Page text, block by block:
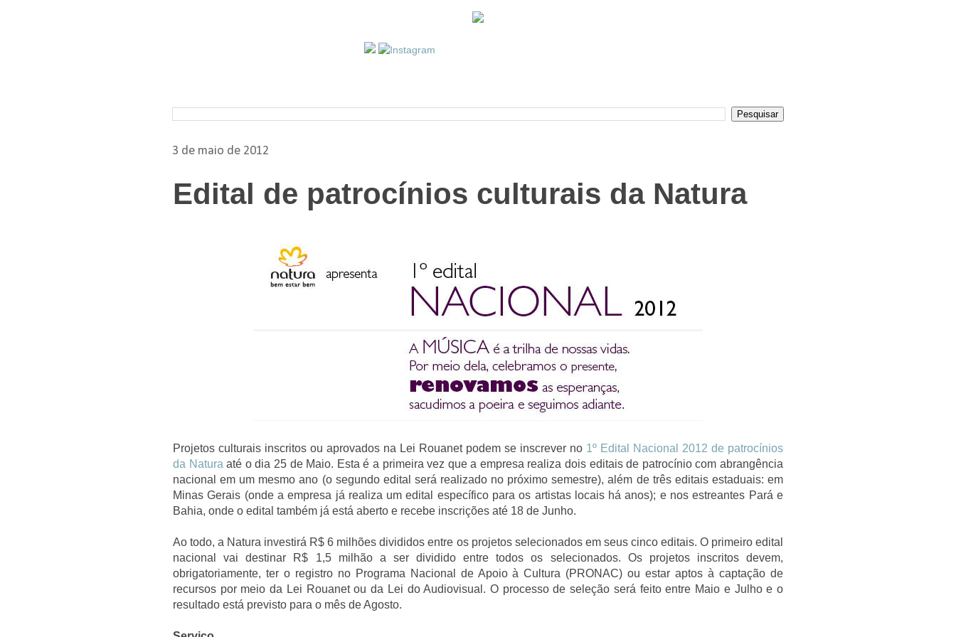
3 de maio de 2012
Edital de patrocínios culturais da Natura
Projetos culturais inscritos ou aprovados na Lei Rouanet podem se inscrever no 1º Edital Nacional 2012 de patrocínios
da Natura até o dia 25 de Maio. Esta é a primeira vez que a empresa realiza dois editais de patrocínio com abrangência
nacional em um mesmo ano (o segundo edital será realizado no próximo semestre), além de três editais estaduais: em
Minas Gerais (onde a empresa já realiza um edital específico para os artistas locais há anos); e nos estreantes Pará e
Bahia, onde o edital também já está aberto e recebe inscrições até 18 de Junho.
Ao todo, a Natura investirá R$ 6 milhões divididos entre os projetos selecionados em seus cinco editais. O primeiro edital
nacional vai destinar R$ 1,5 milhão a ser dividido entre todos os selecionados. Os projetos inscritos devem,
obrigatoriamente, ter o registro no Programa Nacional de Apoio à Cultura (PRONAC) ou estar aptos à captação de
recursos por meio da Lei Rouanet ou da Lei do Audiovisual. O processo de seleção será feito entre Maio e Julho e o
resultado está previsto para o mês de Agosto.